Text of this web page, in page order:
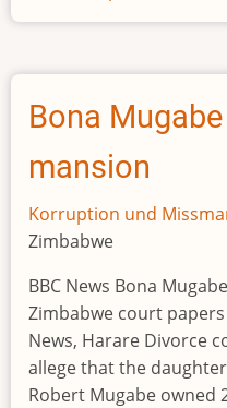
$900,000
DRC
cash
fraud
Bona
mansion
Korruption und
Zimbabwe
BBC News Bona
Zimbabwe court papers
News, Harare Divorce
allege that the
Robert Mugabe owned